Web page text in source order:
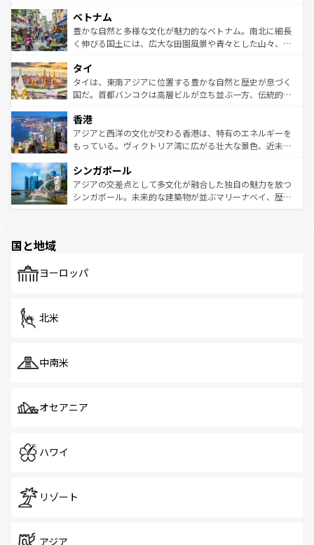
参照してほしい。
容にもいいと評判のスイーツなど、バラエティ豊かな料理
が味わえる。 なお、新着の台湾情報は コンテンツ一覧を参
照してほしい。
き、地方に足を延ばせば四季折々の自然美を楽しむことが
できる。そして、キムチや焼肉、絶品のストリートフード
まで、さまざまな韓国料理が待っている。夜には、韓国な
リティに包まれながら、韓国の多彩な魅力を心ゆくまで味
わってみてほしい。 なお、新着の韓国情報はコンテンツ一
覧を参照してほしい。
ベトナム
豊かな自然と多様な文化が魅力的なベトナム。南北に細長
く伸びる国土には、広大な田園風景や青々とした山々、世
急速な発展と共に伝統が息づく。ハノイの古い町並みやホ
ーチミン市のフランス統治時代の建物も、独特の雰囲気を
醸し出している。また、バラエティの豊かさとおいしさで
とつ。フォーやバインミー、ベトナムコーヒーなどは、ぜ
ひ現地で味わいたい。どの地域を訪れてもあたたかい人々
が旅行者を迎えてくれるので、きっと忘れられない旅にな
参照してほしい。
タイ
タイは、東南アジアに位置する豊かな自然と歴史が息づく
国だ。首都バンコクは高層ビルが立ち並ぶ一方、伝統的な
の活気が交差している。北部ではチェンマイなどの山岳地
帯で自然と触れ合い、南部ではプーケットやクラビの美し
いビーチでリゾート気分を楽しむことができる。タイ料理
激する。気候は一年中温暖で、どの季節にも異なる楽しみ
が待っている。親しみやすいタイの人々、仏教を中心とし
た文化、そして多様な観光資源が、訪れる旅人を魅了し続
香港
アジアと西洋の文化が交わる香港は、特有のエネルギーを
もっている。ヴィクトリア湾に広がる壮大な景色、近未来
み、どこを訪れても感動するはず。観光スポットが密集し
ており、効率よく見どころを回れるのも魅力。息をのむよ
うな絶景から文化的な体験まで、香港を存分に楽しみ尽く
シンガポール
アジアの交差点として多文化が融合した独自の魅力を放つ
シンガポール。未来的な建築物が並ぶマリーナベイ、歴史
で、ホーカーズは地元の風情を楽しめる外せないスポット
国と地域
ヨーロッパ
北米
中南米
オセアニア
ハワイ
リゾート
アジア